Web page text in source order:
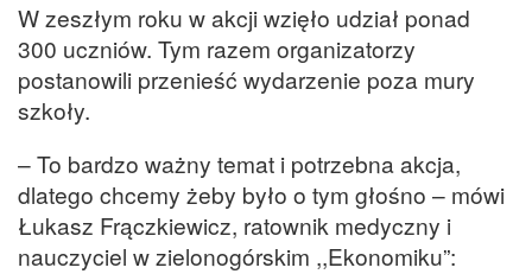
W zeszłym roku w akcji wzięło udział ponad
300 uczniów. Tym razem organizatorzy
postanowili przenieść wydarzenie poza mury
szkoły.
– To bardzo ważny temat i potrzebna akcja,
dlatego chcemy żeby było o tym głośno – mówi
Łukasz Frączkiewicz, ratownik medyczny i
nauczyciel w zielonogórskim ,,Ekonomiku”: